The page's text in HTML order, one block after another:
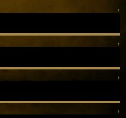
↑
↑
↑
↑